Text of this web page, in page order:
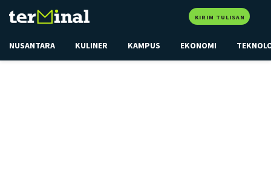
KIRIM TULISAN
NUSANTARA KULINER KAMPUS EKONOMI